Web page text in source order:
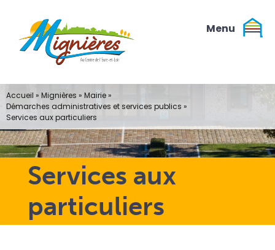
contenu
Services aux
particuliers
Accueil » Mignières » Mairie»
Démarches administratives et services publics »
Services aux particuliers